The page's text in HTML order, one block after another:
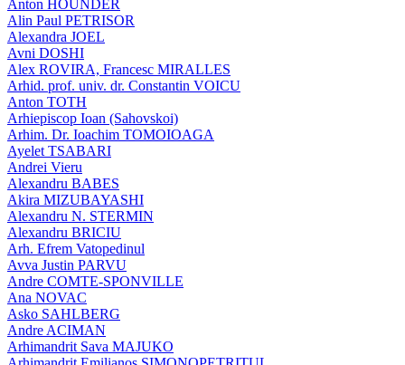
Anton HOUNDER
Alin Paul PETRISOR
Alexandra JOEL
Avni DOSHI
Alex ROVIRA, Francesc MIRALLES
Arhid. prof. univ. dr. Constantin VOICU
Anton TOTH
Arhiepiscop Ioan (Sahovskoi)
Arhim. Dr. Ioachim TOMOIOAGA
Ayelet TSABARI
Andrei Vieru
Alexandru BABES
Akira MIZUBAYASHI
Alexandru N. STERMIN
Alexandru BRICIU
Arh. Efrem Vatopedinul
Avva Justin PARVU
Andre COMTE-SPONVILLE
Ana NOVAC
Asko SAHLBERG
Andre ACIMAN
Arhimandrit Sava MAJUKO